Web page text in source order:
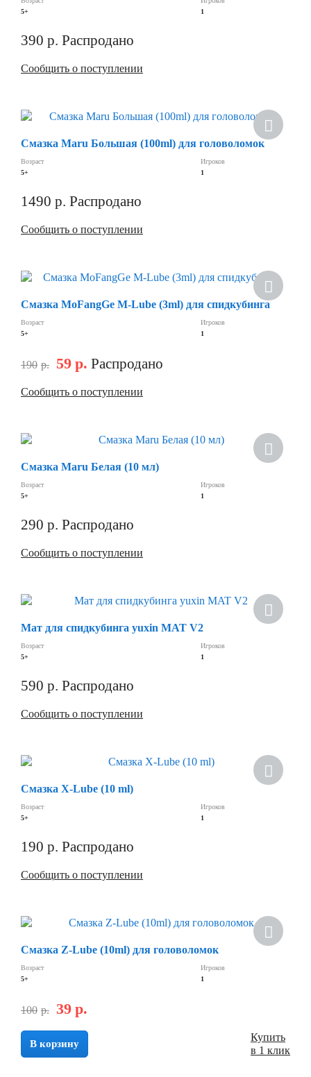
5+
1
390 р. Распродано
Сообщить о поступлении
Смазка Maru Большая (100ml) для головоломок
Возраст
5+
Игроков
1
1490 р. Распродано
Сообщить о поступлении
Смазка MoFangGe M-Lube (3ml) для спидкубинга
Возраст
5+
Игроков
1
190 р. 59 р. Распродано
Сообщить о поступлении
Смазка Maru Белая (10 мл)
Возраст
5+
Игроков
1
290 р. Распродано
Сообщить о поступлении
Мат для спидкубинга yuxin MAT V2
Возраст
5+
Игроков
1
590 р. Распродано
Сообщить о поступлении
Смазка X-Lube (10 ml)
Возраст
5+
Игроков
1
190 р. Распродано
Сообщить о поступлении
Смазка Z-Lube (10ml) для головоломок
Возраст
5+
Игроков
1
100 р. 39 р.
В корзину
Купить
в 1 клик